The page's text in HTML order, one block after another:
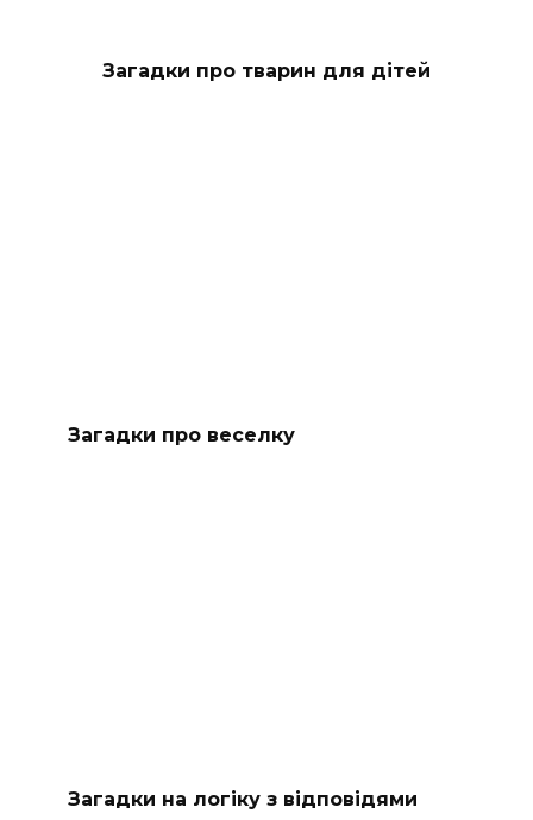
Загадки про тварин для дітей
Загадки про веселку
Загадки на логіку з відповідями